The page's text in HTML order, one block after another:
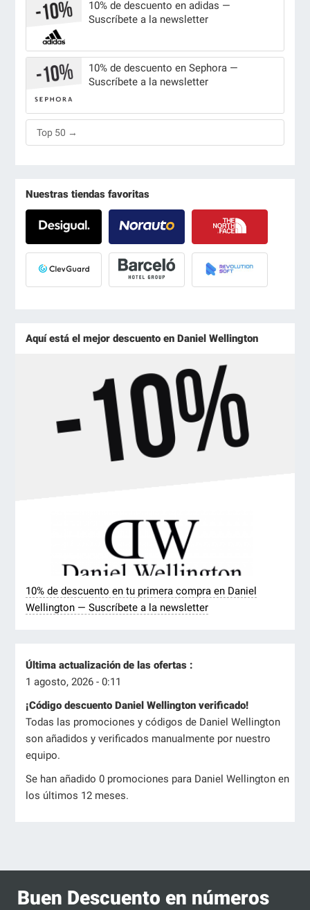
10% de descuento en adidas —
Suscríbete a la newsletter
10% de descuento en Sephora —
Suscríbete a la newsletter
Top 50 →
Nuestras tiendas favoritas
Aquí está el mejor descuento en Daniel Wellington
10% de descuento en tu primera compra en Daniel
Wellington — Suscríbete a la newsletter
Última actualización de las ofertas :
1 agosto, 2026 - 0:11
¡Código descuento Daniel Wellington verificado!
Todas las promociones y códigos de Daniel Wellington
son añadidos y verificados manualmente por nuestro
equipo.
Se han añadido 0 promociones para Daniel Wellington en
los últimos 12 meses.
Buen Descuento en números